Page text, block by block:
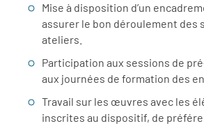
Mise à disposition d’un
assurer le bon déroulement des
ateliers.
Participation aux sessions de
aux journées de formation des
Travail sur les œuvres avec les
inscrites au dispositif, de